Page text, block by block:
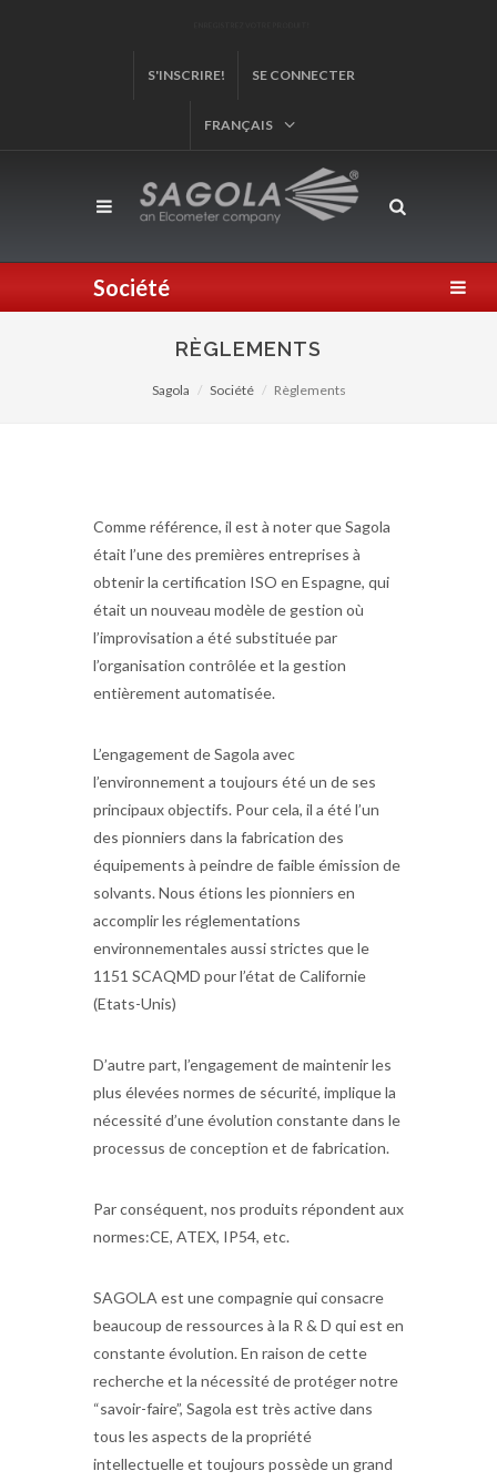
S'INSCRIRE! SE CONNECTER
FRANÇAIS
Société
RÈGLEMENTS
Sagola Société Règlements
Comme référence, il est à noter que Sagola
était l’une des premières entreprises à
obtenir la certification ISO en Espagne, qui
était un nouveau modèle de gestion où
l’improvisation a été substituée par
l’organisation contrôlée et la gestion
entièrement automatisée.
L’engagement de Sagola avec
l’environnement a toujours été un de ses
principaux objectifs. Pour cela, il a été l’un
des pionniers dans la fabrication des
équipements à peindre de faible émission de
solvants. Nous étions les pionniers en
accomplir les réglementations
environnementales aussi strictes que le
1151 SCAQMD pour l’état de Californie
(Etats-Unis)
D’autre part, l’engagement de maintenir les
plus élevées normes de sécurité, implique la
nécessité d’une évolution constante dans le
processus de conception et de fabrication.
Par conséquent, nos produits répondent aux
normes:CE, ATEX, IP54, etc.
SAGOLA est une compagnie qui consacre
beaucoup de ressources à la R & D qui est en
constante évolution. En raison de cette
recherche et la nécessité de protéger notre
“savoir-faire”, Sagola est très active dans
tous les aspects de la propriété
intellectuelle et toujours possède un grand